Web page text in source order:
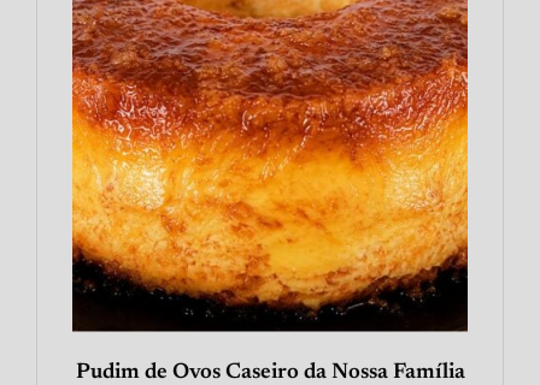
Pudim de Ovos Caseiro da Nossa Família